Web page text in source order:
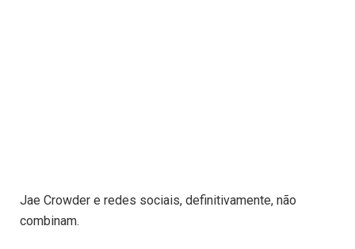
Jae Crowder e redes sociais, definitivamente, não
combinam.